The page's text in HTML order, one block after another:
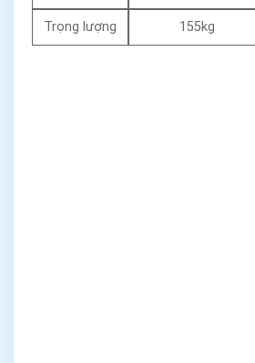
Trọng lượng 155kg